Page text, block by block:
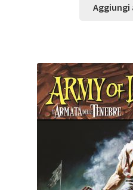
Aggiungi